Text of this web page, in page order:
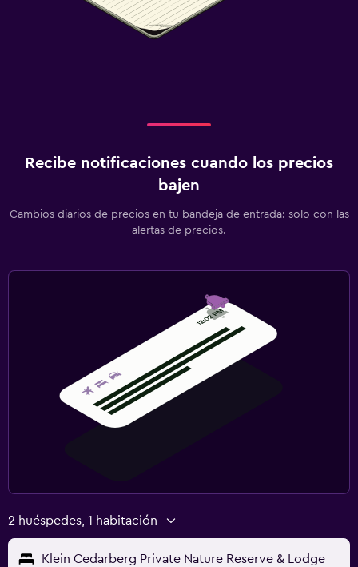
Recibe notificaciones cuando los precios
bajen
Cambios diarios de precios en tu bandeja de entrada: solo con las
alertas de precios.
2 huéspedes, 1 habitación
Klein Cedarberg Private Nature Reserve & Lodge